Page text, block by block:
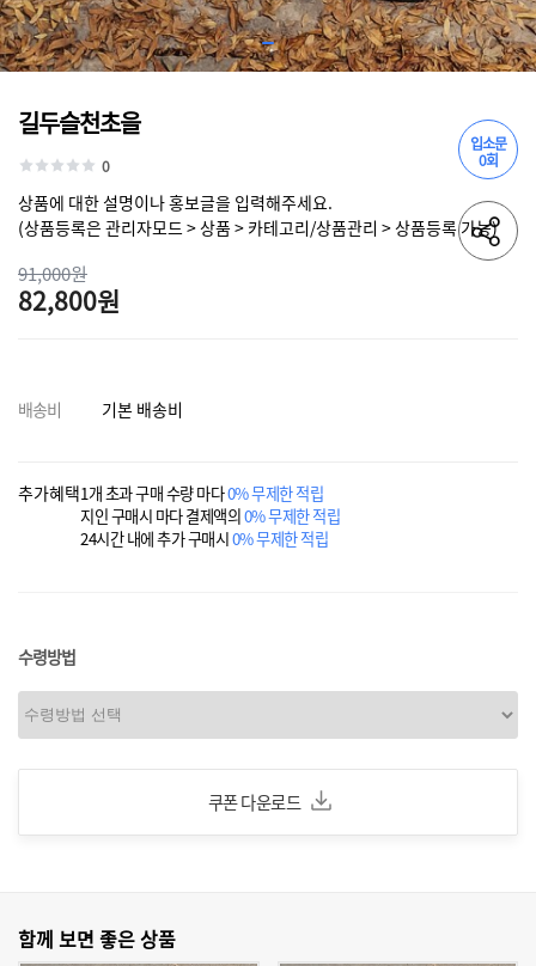
입소문
0회
길두슬천초을
0
상품에 대한 설명이나 홍보글을 입력해주세요.
(상품등록은 관리자모드 > 상품 > 카테고리/상품관리 > 상품등록 가능)
91,000원
82,800원
배송비 기본 배송비
추가혜택1개 초과 구매 수량 마다0% 무제한 적립
지인 구매시 마다 결제액의0% 무제한 적립
24시간 내에 추가 구매시0% 무제한 적립
수령방법
쿠폰 다운로드
함께 보면 좋은 상품